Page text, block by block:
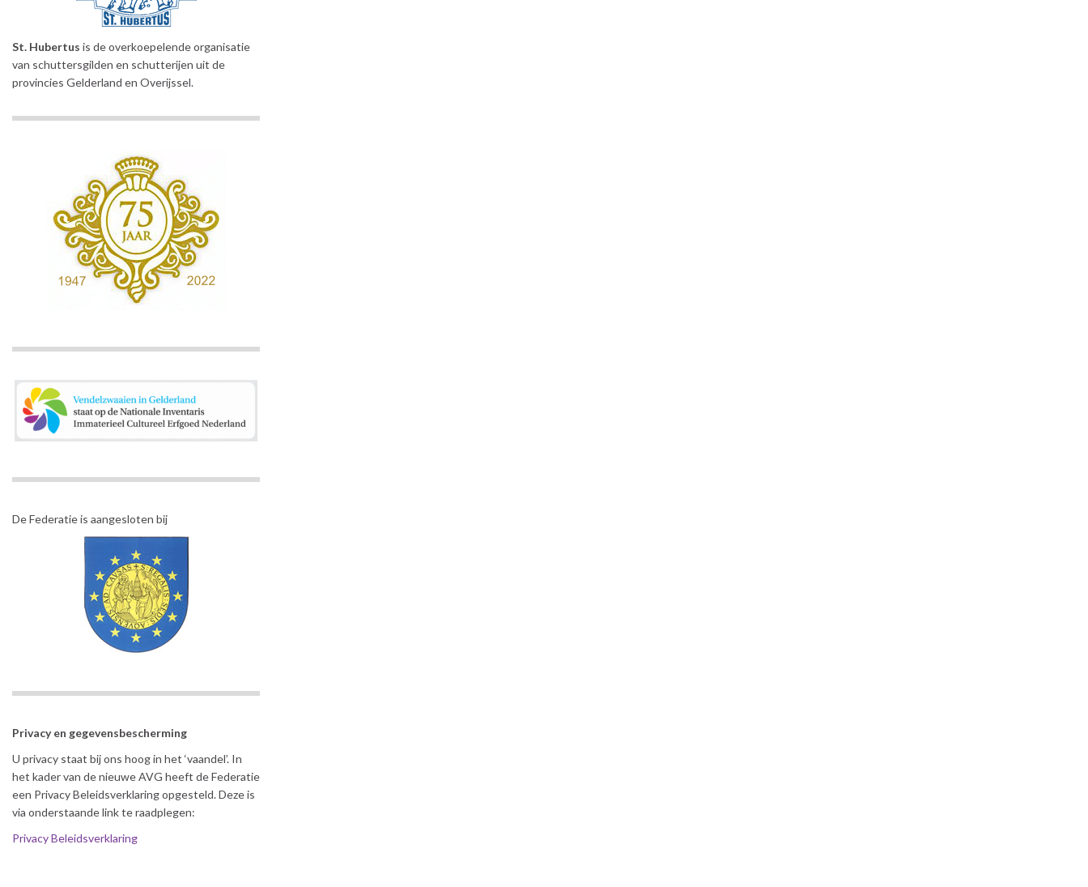
St. Hubertus is de overkoepelende organisatie
van schuttersgilden en schutterijen uit de
provincies Gelderland en Overijssel.
De Federatie is aangesloten bij
Privacy en gegevensbescherming
U privacy staat bij ons hoog in het ‘vaandel’. In
het kader van de nieuwe AVG heeft de Federatie
een Privacy Beleidsverklaring opgesteld. Deze is
via onderstaande link te raadplegen:
Privacy Beleidsverklaring